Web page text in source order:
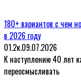
180+ вариантов с чем
в 2026 году
01.2к.09.07.2026
К наступлению 40 лет
переосмысливать